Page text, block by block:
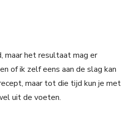
het resultaat mag er
of ik zelf eens aan de slag kan
maar tot die tijd kun je met
uit de voeten.